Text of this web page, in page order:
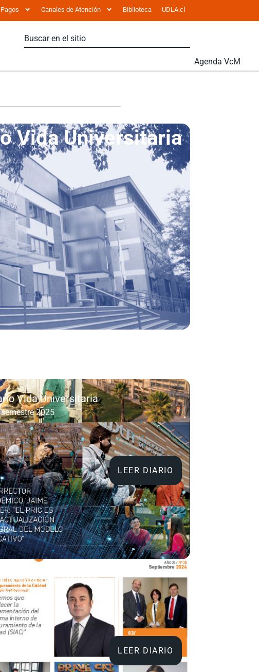
Canales de Atención Biblioteca UDLA.cl
Agenda VcM
Vida Universitaria
Vida Universitaria
2025
LEER DIARIO
Vida Universitaria
2024
LEER DIARIO